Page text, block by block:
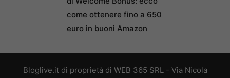
come ottenere fino a 650
euro in buoni Amazon
Bloglive.it di proprietà di WEB 365 SRL - Via Nicola